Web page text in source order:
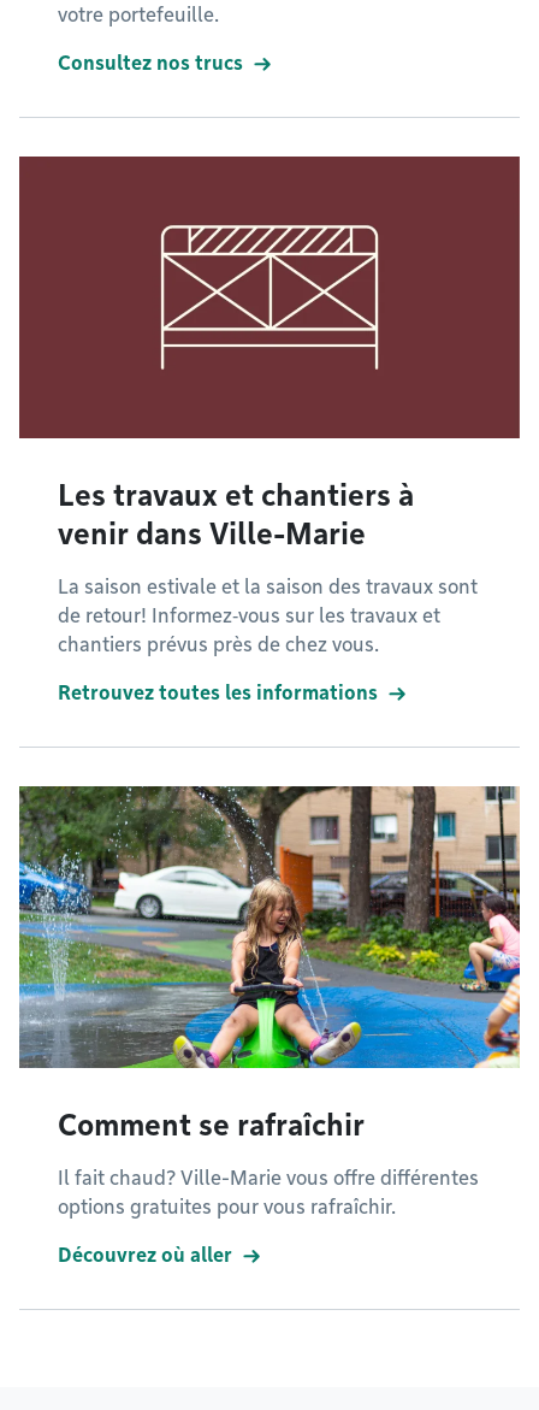
votre portefeuille.
Consultez nos trucs
Les travaux et chantiers à
venir dans Ville-Marie
La saison estivale et la saison des travaux sont
de retour! Informez‑vous sur les travaux et
chantiers prévus près de chez vous.
Retrouvez toutes les informations
Comment se rafraîchir
Il fait chaud? Ville-Marie vous offre différentes
options gratuites pour vous rafraîchir.
Découvrez où aller